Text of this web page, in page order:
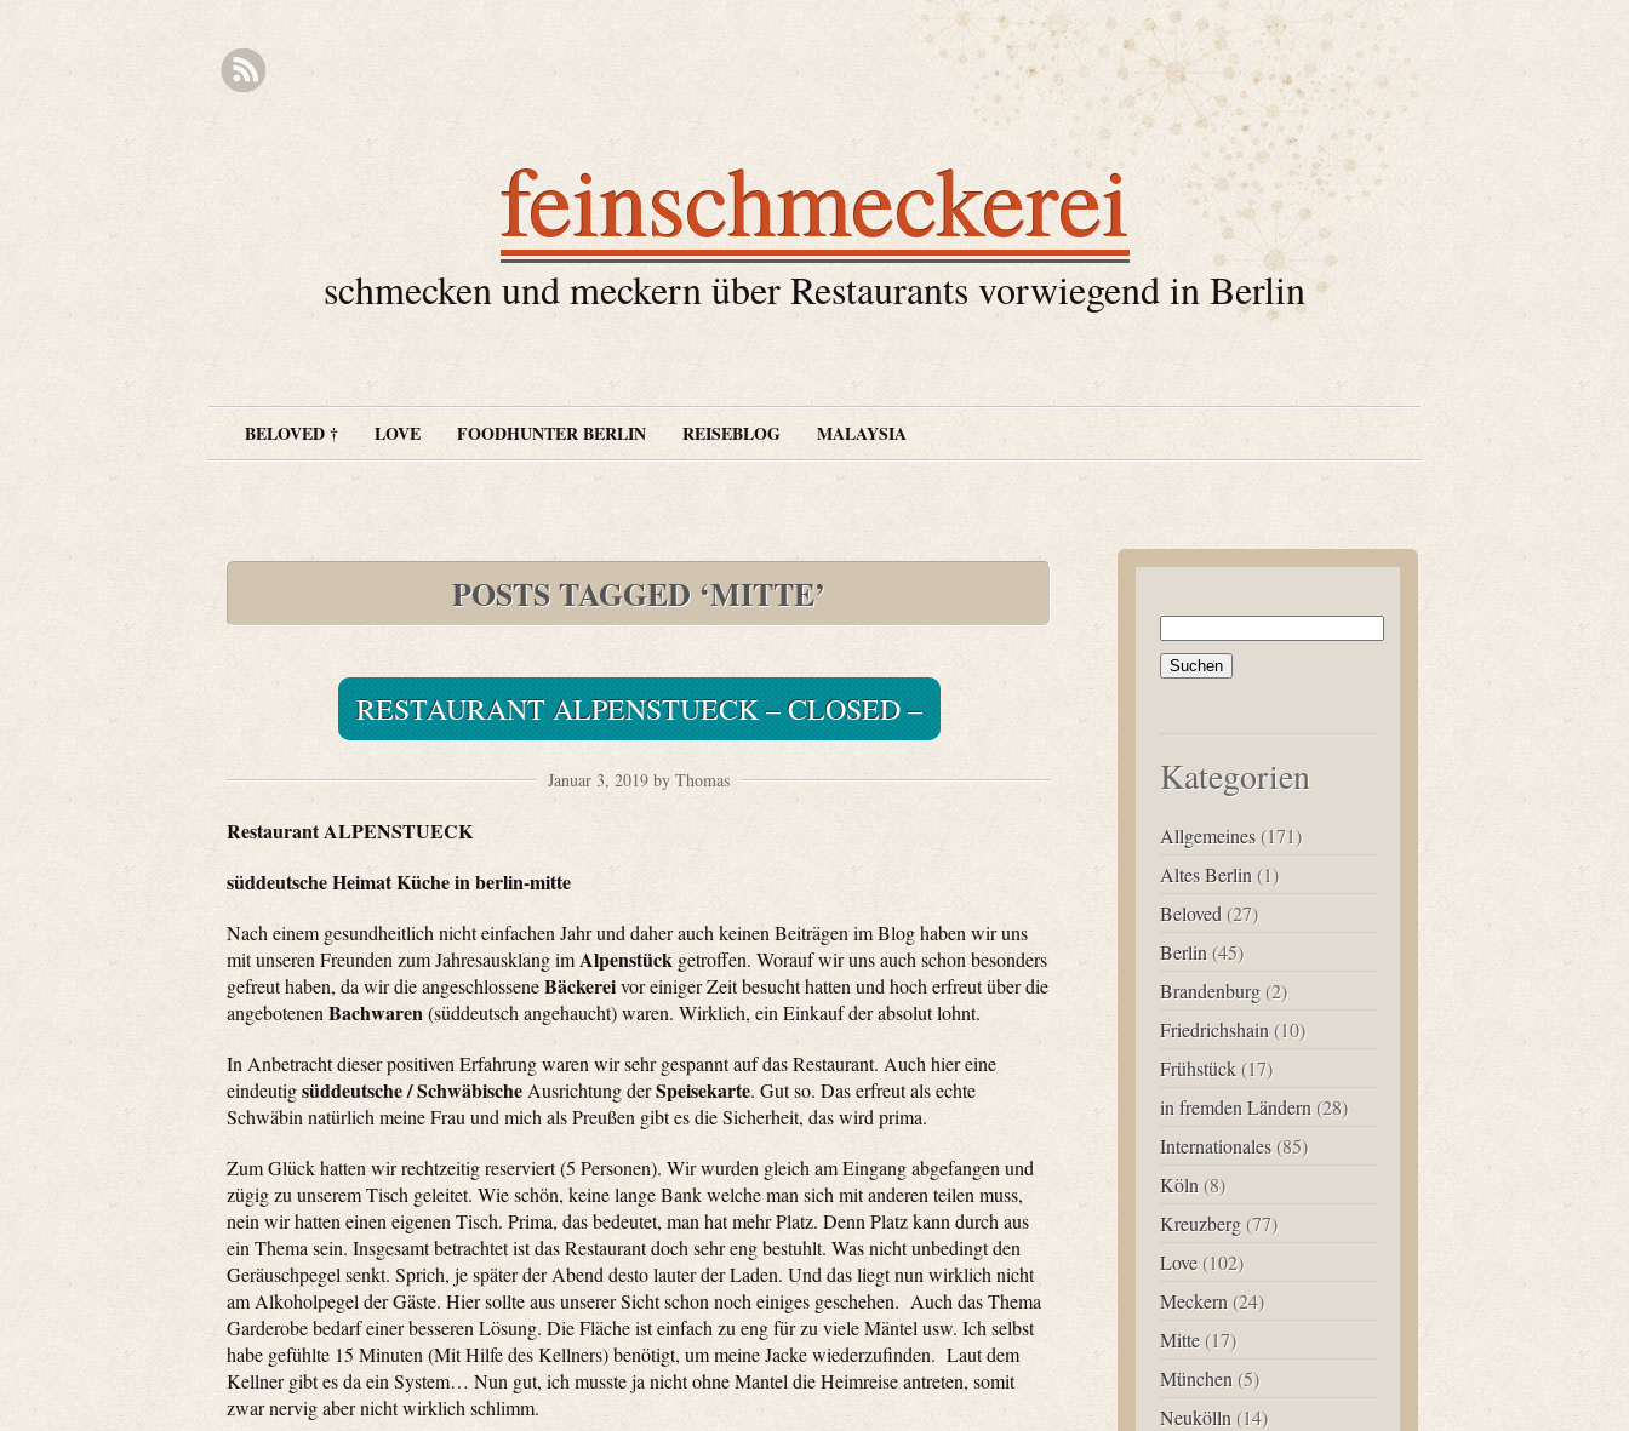
feinschmeckerei
schmecken und meckern über Restaurants vorwiegend in Berlin
BELOVED † LOVE FOODHUNTER BERLIN REISEBLOG MALAYSIA
POSTS TAGGED ‘MITTE’
RESTAURANT ALPENSTUECK – CLOSED –
Januar 3, 2019 by Thomas
Restaurant ALPENSTUECK
süddeutsche Heimat Küche in berlin-mitte
Nach einem gesundheitlich nicht einfachen Jahr und daher auch keinen Beiträgen im Blog haben wir uns
mit unseren Freunden zum Jahresausklang imAlpenstück getroffen. Worauf wir uns auch schon besonders
gefreut haben, da wir die angeschlosseneBäckereivor einiger Zeit besucht hatten und hoch erfreut über die
angebotenen Bachwaren(süddeutsch angehaucht) waren. Wirklich, ein Einkauf der absolut lohnt.
In Anbetracht dieser positiven Erfahrung waren wir sehr gespannt auf das Restaurant. Auch hier eine
eindeutigsüddeutsche / Schwäbische Ausrichtung derSpeisekarte. Gut so. Das erfreut als echte
Schwäbin natürlich meine Frau und mich als Preußen gibt es die Sicherheit, das wird prima.
Zum Glück hatten wir rechtzeitig reserviert (5 Personen). Wir wurden gleich am Eingang abgefangen und
zügig zu unserem Tisch geleitet. Wie schön, keine lange Bank welche man sich mit anderen teilen muss,
nein wir hatten einen eigenen Tisch. Prima, das bedeutet, man hat mehr Platz. Denn Platz kann durch aus
ein Thema sein. Insgesamt betrachtet ist das Restaurant doch sehr eng bestuhlt. Was nicht unbedingt den
Geräuschpegel senkt. Sprich, je später der Abend desto lauter der Laden. Und das liegt nun wirklich nicht
am Alkoholpegel der Gäste. Hier sollte aus unserer Sicht schon noch einiges geschehen. Auch das Thema
Garderobe bedarf einer besseren Lösung. Die Fläche ist einfach zu eng für zu viele Mäntel usw. Ich selbst
habe gefühlte 15 Minuten (Mit Hilfe des Kellners) benötigt, um meine Jacke wiederzufinden. Laut dem
Kellner gibt es da ein System… Nun gut, ich musste ja nicht ohne Mantel die Heimreise antreten, somit
zwar nervig aber nicht wirklich schlimm.
Suchen
nach:
Kategorien
Allgemeines (171)
Altes Berlin (1)
Beloved (27)
Berlin (45)
Brandenburg (2)
Friedrichshain (10)
Frühstück (17)
in fremden Ländern (28)
Internationales (85)
Köln (8)
Kreuzberg (77)
Love (102)
Meckern (24)
Mitte (17)
München (5)
Neukölln (14)